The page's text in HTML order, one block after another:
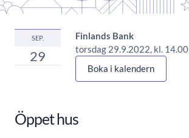
SEP.
29
Finlands Bank
torsdag 29.9.2022, kl. 14.00
Boka i kalendern
Öppet hus